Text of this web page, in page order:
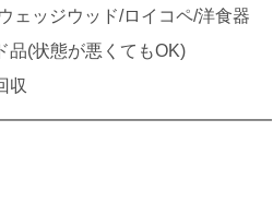
ェッジウッド/ロイコペ/洋食器
品(状態が悪くてもOK)
収